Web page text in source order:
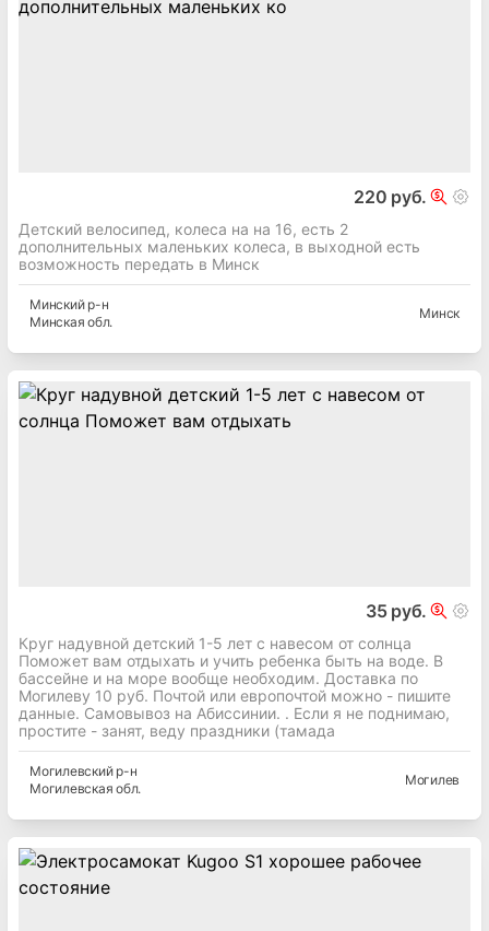
220 руб.
Детский велосипед, колеса на на 16, есть 2
дополнительных маленьких колеса, в выходной есть
возможность передать в Минск
Минскийр-н
Минская обл.
Минск
35 руб.
Круг надувной детский 1-5 лет с навесом от солнца
Поможет вам отдыхать и учить ребенка быть на воде. В
бассейне и на море вообще необходим. Доставка по
Могилеву 10 руб. Почтой или европочтой можно - пишите
данные. Самовывоз на Абиссинии. . Если я не поднимаю,
простите - занят, веду праздники (тамада
Могилевскийр-н
Могилевская обл.
Могилев